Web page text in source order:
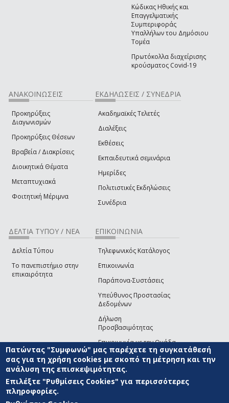
Κώδικας Ηθικής και
Επαγγελματικής
Συμπεριφοράς
Υπαλλήλων του Δημόσιου
Τομέα
Πρωτόκολλα διαχείρισης
κρούσματος Covid-19
ΑΝΑΚΟΙΝΩΣΕΙΣ
Προκηρύξεις
Διαγωνισμών
Προκηρύξεις Θέσεων
Βραβεία / Διακρίσεις
Διοικητικά Θέματα
Μεταπτυχιακά
Φοιτητική Μέριμνα
ΕΚΔΗΛΩΣΕΙΣ / ΣΥΝΕΔΡΙΑ
Ακαδημαϊκές Τελετές
Διαλέξεις
Εκθέσεις
Εκπαιδευτικά σεμινάρια
Ημερίδες
Πολιτιστικές Εκδηλώσεις
Συνέδρια
ΔΕΛΤΙΑ ΤΥΠΟΥ / ΝΕΑ
Δελτία Τύπου
Το πανεπιστήμιο στην
επικαιρότητα
ΕΠΙΚΟΙΝΩΝΙΑ
Τηλεφωνικός Κατάλογος
Επικοινωνία
Παράπονα-Συστάσεις
Υπεύθυνος Προστασίας
Δεδομένων
Δήλωση
Προσβασιμότητας
Επικοινωνία με την Ομάδα
Ανάπτυξης του site(link sends e-mail)
© ΠΑΝΕΠΙΣΤΗΜΙΟ ΑΙΓΑΙΟΥ ΟΡΟΙ ΧΡΗΣΗΣ
ΑΝΑΠΤΥΞΗΣ
Πατώντας "Συμφωνώ" μας παρέχετε τη συγκατάθεσή
σας για τη χρήση cookies με σκοπό τη μέτρηση και την
ανάλυση της επισκεψιμότητας.
Επιλέξτε "Ρυθμίσεις Cookies" για περισσότερες
πληροφορίες.